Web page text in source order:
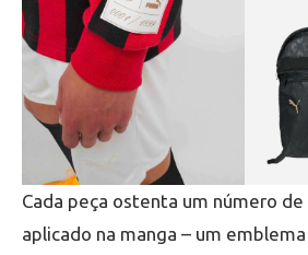
Cada peça ostenta um número
aplicado na manga – um